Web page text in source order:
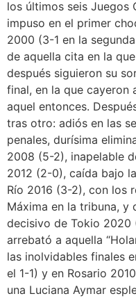
los últimos seis Juegos
impuso en el primer
2000 (3-1 en la
de aquella cita en la
después siguieron su
final, en la que cayeron
aquel entonces.
tras otro: adiós en las
penales, durísima
2008 (5-2), inapelable
2012 (2-0), caída bajo
Río 2016 (3-2), con los
Máxima en la tribuna, y
decisivo de Tokio 2020
arrebató a aquella
las inolvidables finales
el 1-1) y en Rosario
una Luciana Aymar